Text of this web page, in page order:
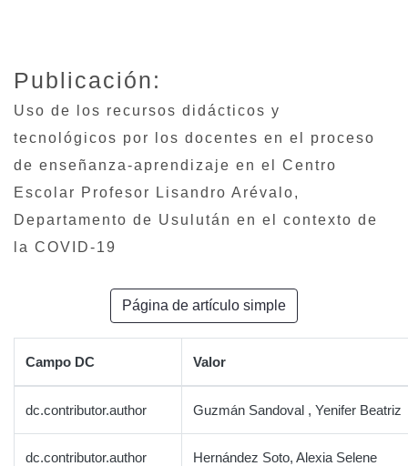
Publicación:
Uso de los recursos didácticos y
tecnológicos por los docentes en el proceso
de enseñanza-aprendizaje en el Centro
Escolar Profesor Lisandro Arévalo,
Departamento de Usulután en el contexto de
la COVID-19
Página de artículo simple
Campo DC Valor
dc.contributor.author Guzmán Sandoval , Yenifer Beatriz
dc.contributor.author Hernández Soto, Alexia Selene